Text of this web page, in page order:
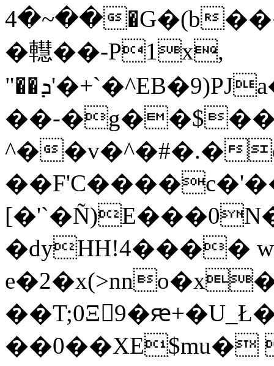
��~�4�G�(b���.���O�>��˳�d-
�䡺��-P1x,
"��ܕ'�+`�^EB�9)PJa�|v��<l���y��$��A_*)x���;����+��F���4\dT�8A�y��;�.�a`���f�,�-
��-
^��v�^�#�.�
�dyHH!4����
��0��XE$mu�